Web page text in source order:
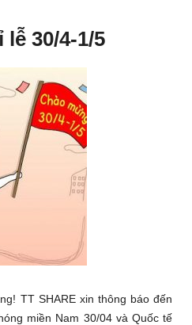
30/4-1/5
TT SHARE xin thông báo đến
miền Nam 30/04 và Quốc tế